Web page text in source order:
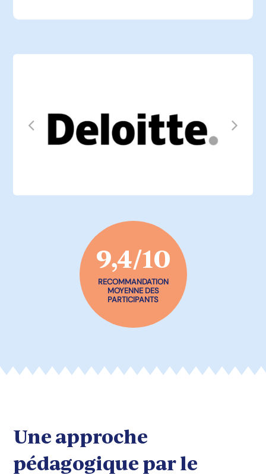
9,4/10
RECOMMANDATION
MOYENNE DES
PARTICIPANTS
Une approche
pédagogique par le